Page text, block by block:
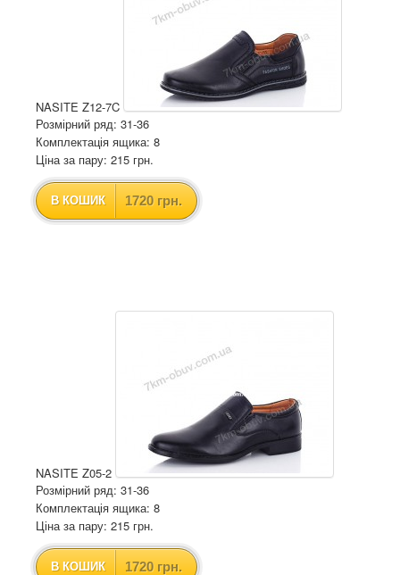
NASITE Z12-7C
Розмірний ряд: 31-36
Комплектація ящика: 8
Ціна за пару: 215 грн.
В КОШИК 1720 грн.
NASITE Z05-2
Розмірний ряд: 31-36
Комплектація ящика: 8
Ціна за пару: 215 грн.
В КОШИК 1720 грн.